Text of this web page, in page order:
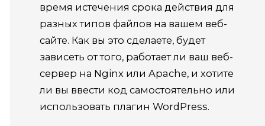
время истечения срока действия для
разных типов файлов на вашем веб-
сайте. Как вы это сделаете, будет
зависеть от того, работает ли ваш веб-
сервер на Nginx или Apache, и хотите
ли вы ввести код самостоятельно или
использовать плагин WordPress.